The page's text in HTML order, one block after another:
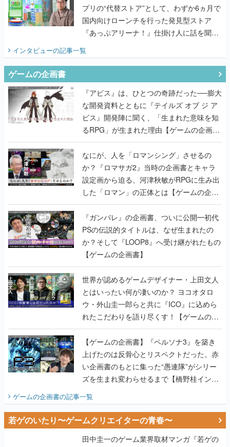
プリの“代替ストア”として、わずか6ヵ月で
国内向けローンチを行った発見型ストア
『あっぷアリーナ！』仕掛け人に話を聞い
てみた
インタビューの記事一覧
ゲームの企画書
『アビス』は、ひとつの奇跡だった──膨大
な開発資料とともに『テイルズ オブ ジ ア
ビス』開発陣に聞く、「生まれた意味を知
るRPG」が生まれた理由【ゲームの企画
書】
なにが、人を「ロマンシング」させるの
か？『ロマサガ2』当時の企画書とキャラ
設定画から迫る、河津秋敏がRPGに生み出
した「ロマン」の正体とは【ゲームの企画
書】
『ガンパレ』の企画書、ついに公開━初代
PSの伝説的タイトルは、なぜ生まれたの
か？そして『LOOP8』へ受け継がれたもの
【ゲームの企画書】
世界が認めるゲームデザイナー・上田文人
とはいったい何が凄いのか？ ヨコオタロ
ウ・外山圭一郎らと共に『ICO』に込めら
れたこだわりを語り尽くす！【ゲームの企
画書】
【ゲームの企画書】『ペルソナ3』を築き
上げたのは反骨心とリスペクトだった。赤
い企画書のもとに集った“愚連隊”がシリー
ズを生まれ変わらせるまで【橋野桂インタ
ビュー】
ゲームの企画書の記事一覧
若ゲのいたり〜ゲームクリエイターの青春〜
田中圭一のゲーム業界取材マンガ『若ゲの